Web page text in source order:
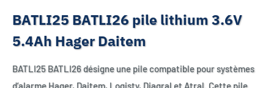
BATLI25 BATLI26 pile lithium 3.6V
5.4Ah Hager Daitem
BATLI25 BATLI26 désigne une pile compatible pour systèmes
d’alarme Hager, Daitem, Logisty, Diagral et Atral. Cette pile